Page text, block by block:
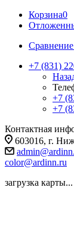
Корзина0
Сравнение
+7 (831)
+7
+7
Контактная
603016, г.
color@ardinn.ru
загрузка карты...